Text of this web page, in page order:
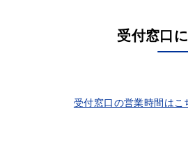
受付窓口
受付窓口の営業時間はこ